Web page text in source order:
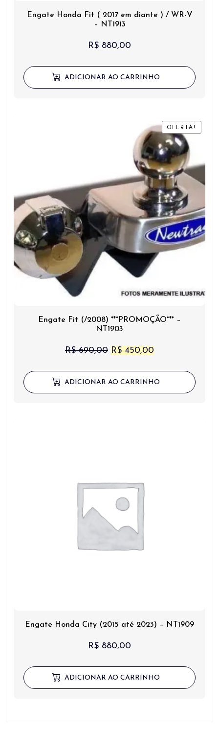
Engate Honda Fit ( 2017 em diante ) / WR-V
– NT1913
R$ 880,00
ADICIONAR AO CARRINHO
OFERTA!
OFERTA!
Engate Fit (/2008) ***PROMOÇÃO*** –
NT1903
R$690,00 O
original
R$ 450,00
atual
ADICIONAR AO CARRINHO
Engate Honda City (2015 até 2023) – NT1909
R$ 880,00
ADICIONAR AO CARRINHO